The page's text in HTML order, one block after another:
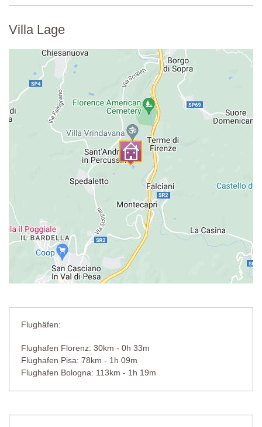
Villa Lage
Flughäfen:
Flughafen Florenz: 30km - 0h 33m
Flughafen Pisa: 78km - 1h 09m
Flughafen Bologna: 113km - 1h 19m